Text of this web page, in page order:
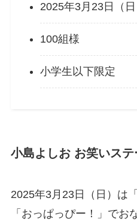
2025年3月23日（日
100組様
小学生以下限定
小島よしお お笑いステ
2025年3月23日（日）は
「おっぱっぴー！」でお